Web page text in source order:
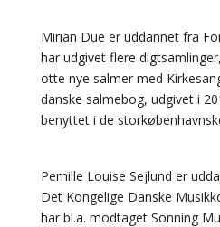
Mirian Due er uddannet fra
har udgivet flere
otte nye salmer med
danske salmebog, udgivet i
benyttet i de
Pernille Louise Sejlund er
Det Kongelige Danske
har bl.a. modtaget Sonning